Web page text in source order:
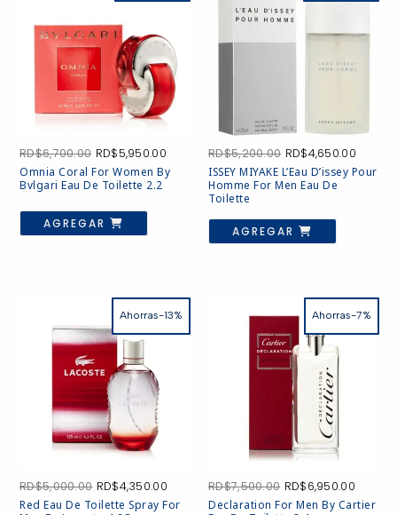
RD$6,700.00 El
precio
original
RD$6,700.00.
RD$5,950.00El
precio
actual
Omnia Coral For Women By
Bvlgari Eau De Toilette 2.2
AGREGAR
RD$5,200.00 El
precio
original
RD$4,650.00El
precio
actual
ISSEY MIYAKE L’Eau D’issey Pour
Homme For Men Eau De
Toilette
AGREGAR
Ahorras-13%
RD$5,000.00 El
precio
RD$4,350.00El
precio
Red Eau De Toilette Spray For
Ahorras-7%
RD$7,500.00 El
precio
RD$6,950.00El
precio
Declaration For Men By Cartier